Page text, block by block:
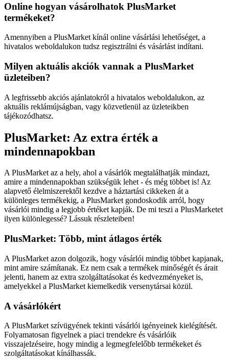
Online hogyan vásárolhatok PlusMarket
termékeket?
Amennyiben a PlusMarket kínál online vásárlási lehetőséget, a
hivatalos weboldalukon tudsz regisztrálni és vásárlást indítani.
Milyen aktuális akciók vannak a PlusMarket
üzleteiben?
A legfrissebb akciós ajánlatokról a hivatalos weboldalukon, az
aktuális reklámújságban, vagy közvetlenül az üzleteikben
tájékozódhatsz.
PlusMarket: Az extra érték a
mindennapokban
A PlusMarket az a hely, ahol a vásárlók megtalálhatják mindazt,
amire a mindennapokban szükségük lehet - és még többet is! Az
alapvető élelmiszerektől kezdve a háztartási cikkeken át a
különleges termékekig, a PlusMarket gondoskodik arról, hogy
vásárlói mindig a legjobb értéket kapják. De mi teszi a PlusMarketet
ilyen különlegessé? Lássuk részleteiben!
PlusMarket: Több, mint átlagos érték
A PlusMarket azon dolgozik, hogy vásárlói mindig többet kapjanak,
mint amire számítanak. Ez nem csak a termékek minőségét és árait
jelenti, hanem az extra szolgáltatásokat és kedvezményeket is,
amelyekkel a PlusMarket kiemelkedik versenytársai közül.
A vásárlókért
A PlusMarket szívügyének tekinti vásárlói igényeinek kielégítését.
Folyamatosan figyelnek a piaci trendekre és vásárlóik
visszajelzéseire, hogy mindig a legmegfelelőbb termékeket és
szolgáltatásokat kínálhassák.